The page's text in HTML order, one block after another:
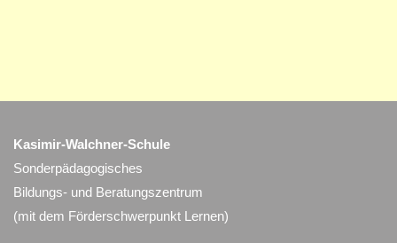
Kasimir-Walchner-Schule
Sonderpädagogisches
Bildungs- und Beratungszentrum
(mit dem Förderschwerpunkt Lernen)